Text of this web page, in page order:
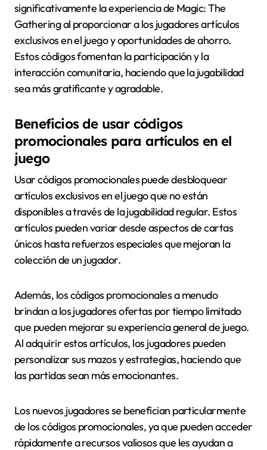
significativamente la experiencia de Magic: The
Gathering al proporcionar a los jugadores artículos
exclusivos en el juego y oportunidades de ahorro.
Estos códigos fomentan la participación y la
interacción comunitaria, haciendo que la jugabilidad
sea más gratificante y agradable.
Beneficios de usar códigos
promocionales para artículos en el
juego
Usar códigos promocionales puede desbloquear
artículos exclusivos en el juego que no están
disponibles a través de la jugabilidad regular. Estos
artículos pueden variar desde aspectos de cartas
únicos hasta refuerzos especiales que mejoran la
colección de un jugador.
Además, los códigos promocionales a menudo
brindan a los jugadores ofertas por tiempo limitado
que pueden mejorar su experiencia general de juego.
Al adquirir estos artículos, los jugadores pueden
personalizar sus mazos y estrategias, haciendo que
las partidas sean más emocionantes.
Los nuevos jugadores se benefician particularmente
de los códigos promocionales, ya que pueden acceder
rápidamente a recursos valiosos que les ayudan a